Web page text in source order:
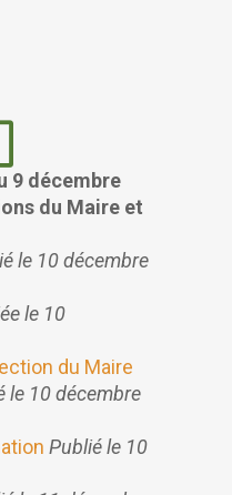
9 décembre
du Maire et
le 10 décembre
le 10
du Maire
le 10 décembre
Publié le 10